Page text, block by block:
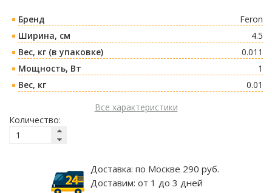
Бренд
Feron
Ширина, см
4.5
Вес, кг (в упаковке)
0.011
Мощность, Вт
1
Вес, кг
0.01
Все характеристики
Количество:
Доставка: по Москве 290 руб.
Доставим: от 1 до 3 дней